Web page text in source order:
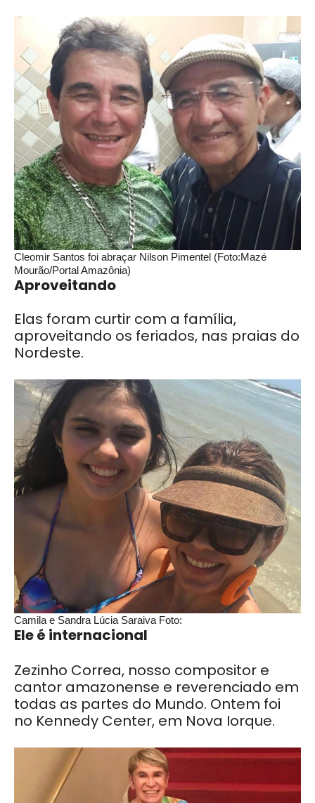
Cleomir Santos foi abraçar Nilson Pimentel (Foto:Mazé
Mourão/Portal Amazônia)
Aproveitando
Elas foram curtir com a família,
aproveitando os feriados, nas praias do
Nordeste.
Camila e Sandra Lúcia Saraiva Foto:
Ele é internacional
Zezinho Correa, nosso compositor e
cantor amazonense e reverenciado em
todas as partes do Mundo. Ontem foi
no Kennedy Center, em Nova Iorque.